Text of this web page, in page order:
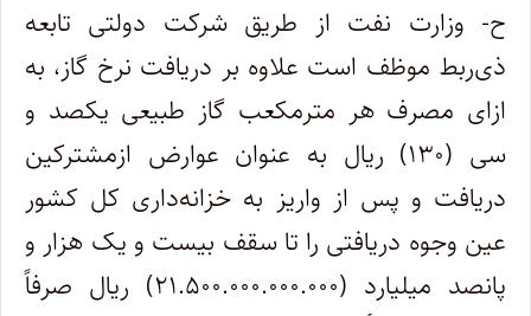
ح- وزارت نفت از طریق شرکت دولتی تابعه
ذی‌ربط موظف است علاوه بر دریافت نرخ گاز، به
ازای مصرف هر مترمکعب گاز طبیعی یکصد و
سی‌ (۱۳۰) ریال به عنوان عوارض ازمشترکین
دریافت و پس از واریز به خزانه‌داری کل کشور
عین وجوه دریافتی را تا سقف بیست و یک هزار و
پانصد میلیارد (۲۱.۵۰۰.۰۰۰.۰۰۰.۰۰۰) ریال صرفاً